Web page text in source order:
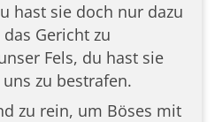
hast sie doch nur dazu
Gericht zu
Fels, du hast sie
zu bestrafen.
zu rein, um Böses mit